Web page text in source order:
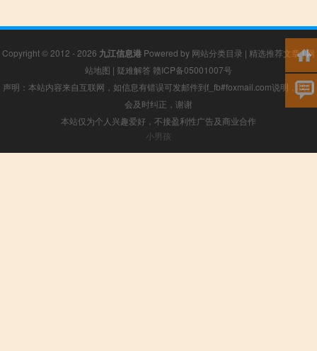
Copyright © 2012 - 2026 九江信息港 Powered by 网站分类目录 | 精选推荐文章|网
站地图 | 疑难解答 赣ICP备05001007号
声明：本站内容来自互联网，如信息有错误可发邮件到f_fb#foxmail.com说明，我们
会及时纠正，谢谢
本站仅为个人兴趣爱好，不接盈利性广告及商业合作
小男孩